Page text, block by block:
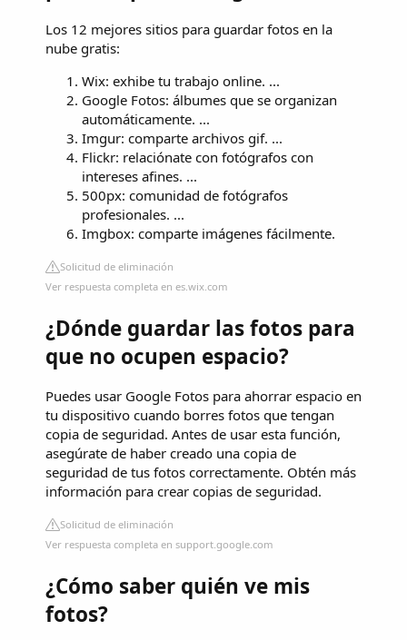
Los 12 mejores sitios para guardar fotos en la
nube gratis:
Wix: exhibe tu trabajo online. ...
Google Fotos: álbumes que se organizan
automáticamente. ...
Imgur: comparte archivos gif. ...
Flickr: relaciónate con fotógrafos con
intereses afines. ...
500px: comunidad de fotógrafos
profesionales. ...
Imgbox: comparte imágenes fácilmente.
Solicitud de eliminación
Ver respuesta completa en es.wix.com
¿Dónde guardar las fotos para
que no ocupen espacio?
Puedes usar Google Fotos para ahorrar espacio en
tu dispositivo cuando borres fotos que tengan
copia de seguridad. Antes de usar esta función,
asegúrate de haber creado una copia de
seguridad de tus fotos correctamente. Obtén más
información para crear copias de seguridad.
Solicitud de eliminación
Ver respuesta completa en support.google.com
¿Cómo saber quién ve mis
fotos?